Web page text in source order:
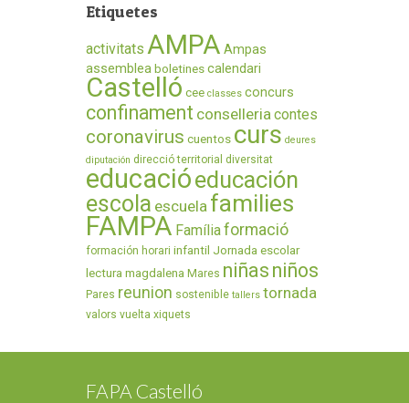
Etiquetes
activitats AMPA Ampas
assemblea boletines calendari
Castelló cee classes concurs
confinament conselleria contes
coronavirus cuentos curs deures
diputación direcció territorial diversitat
educacióeducación
escola escuela families
FAMPA Famíliaformació
formación horari infantil Jornada escolar
lectura magdalena Mares niñas niños
Pares reunion sostenible tallers tornada
valors vuelta xiquets
FAPA Castelló